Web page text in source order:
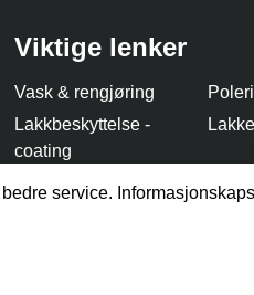
Viktige lenker
Vask & rengjøring
Lakkbeskyttelse -
coating
Dekk & felg tjenester
Båt
service.